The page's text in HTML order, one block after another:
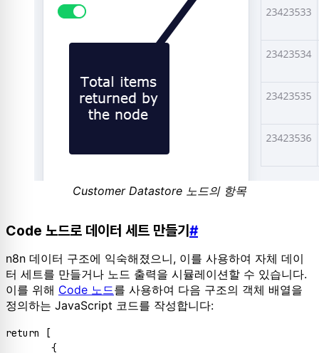
Customer Datastore 노드의 항목
Code 노드로 데이터 세트 만들기 #
n8n 데이터 구조에 익숙해졌으니, 이를 사용하여 자체 데이
터 세트를 만들거나 노드 출력을 시뮬레이션할 수 있습니다.
이를 위해 Code 노드를 사용하여 다음 구조의 객체 배열을
정의하는 JavaScript 코드를 작성합니다:
return
[